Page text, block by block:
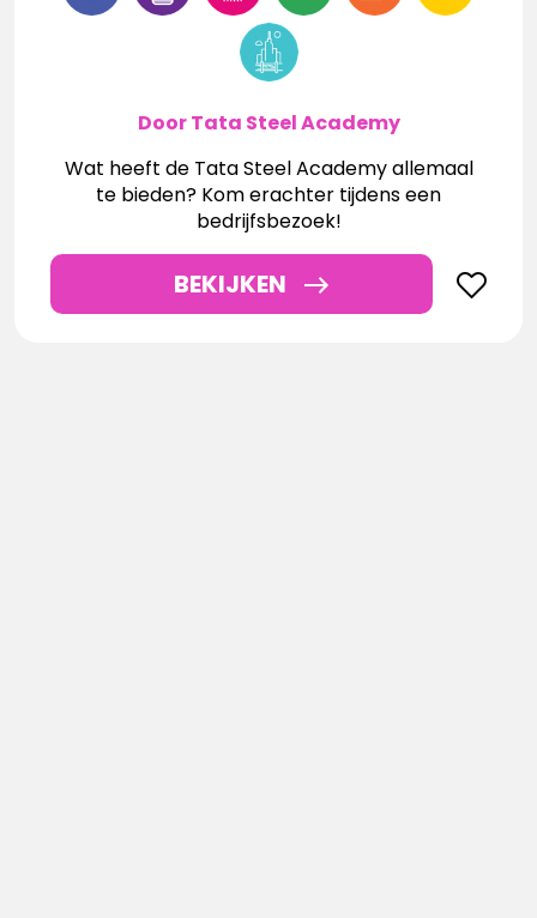
Door Tata Steel Academy
Wat heeft de Tata Steel Academy allemaal
te bieden? Kom erachter tijdens een
bedrijfsbezoek!
BEKIJKEN